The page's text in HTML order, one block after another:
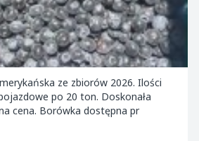
ze zbiorów 2026. Ilości
po 20 ton. Doskonała
cena. Borówka dostępna pr